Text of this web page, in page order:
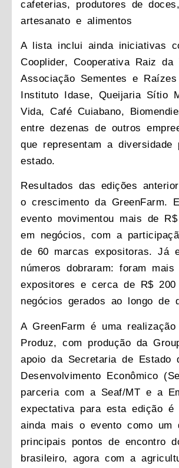
cafeterias, produtores de
artesanato e alimentos
A lista inclui ainda iniciativas
Cooplider, Cooperativa Raiz da
Associação Sementes e
Instituto Idase, Queijaria Sítio
Vida, Café Cuiabano,
entre dezenas de outros
que representam a diversidade
estado.
Resultados das edições
o crescimento da GreenFarm.
evento movimentou mais de
em negócios, com a
de 60 marcas expositoras. Já
números dobraram: foram mais
expositores e cerca de R$ 200
negócios gerados ao longo de
A GreenFarm é uma
Produz, com produção da
apoio da Secretaria de Estado
Desenvolvimento Econômico
parceria com a Seaf/MT e a
expectativa para esta edição é
ainda mais o evento como um
principais pontos de encontro
brasileiro, agora com a